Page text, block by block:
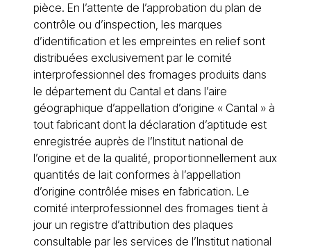
pièce. En l’attente de l’approbation du plan de
contrôle ou d’inspection, les marques
d’identification et les empreintes en relief sont
distribuées exclusivement par le comité
interprofessionnel des fromages produits dans
le département du Cantal et dans l’aire
géographique d’appellation d’origine « Cantal » à
tout fabricant dont la déclaration d’aptitude est
enregistrée auprès de l’Institut national de
l’origine et de la qualité, proportionnellement aux
quantités de lait conformes à l’appellation
d’origine contrôlée mises en fabrication. Le
comité interprofessionnel des fromages tient à
jour un registre d’attribution des plaques
consultable par les services de l’Institut national